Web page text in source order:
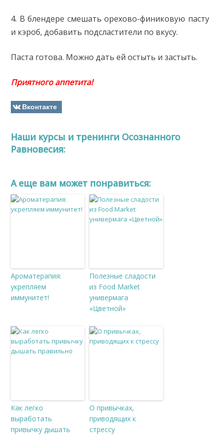
4. В блендере смешать орехово-финиковую пасту
и кэроб, добавить подсластители по вкусу.
Паста готова. Можно дать ей остыть и застыть.
Приятного аппетита!
Вконтакте
Наши курсы и тренинги Осознанного
Равновесия:
A еще вам может понравиться:
Ароматерапия:
укрепляем
иммунитет!
Полезные сладости
из Food Market
универмага
«Цветной»
Как легко
выработать
привычку дышать
О привычках,
приводящих к
стрессу